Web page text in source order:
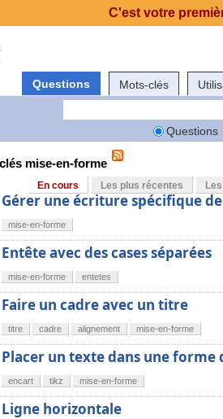
Questions Mots-clés
Questions
mise-en-forme
En cours Les plus récentes
Gérer une écriture spécifique
mise-en-forme
Entête avec des cases séparées
mise-en-forme entetes
Faire un cadre avec un titre
titre cadre alignement mise-en-forme
Placer un texte dans une forme
encart tikz mise-en-forme
Ligne horizontale
C'est votre